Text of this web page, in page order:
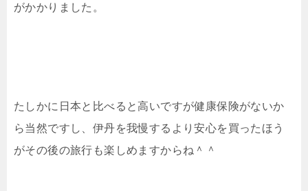
がかかりました。
たしかに日本と比べると高いですが健康保険がないか
ら当然ですし、伊丹を我慢するより安心を買ったほう
がその後の旅行も楽しめますからね＾＾